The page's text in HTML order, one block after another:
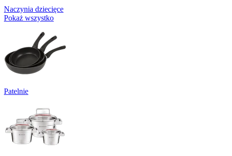
Naczynia dziecięce
Pokaż wszystko
Patelnie